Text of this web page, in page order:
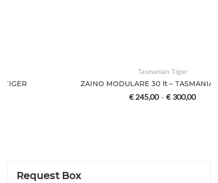
ZAINO MODULARE 30 lt – TASMANIAN TIGER
300,00
Request Box